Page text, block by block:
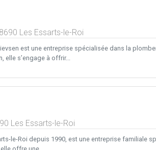
Les Essarts-le-Roi
est une entreprise spécialisée dans la
elle s’engage à offrir...
Les Essarts-le-Roi
le-Roi depuis 1990, est une entreprise familiale